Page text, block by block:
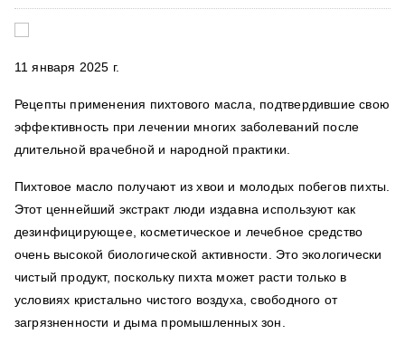
11 января 2025 г.
Рецепты применения пихтового масла, подтвердившие свою
эффективность при лечении многих заболеваний после
длительной врачебной и народной практики.
Пихтовое масло получают из хвои и молодых побегов пихты.
Этот ценнейший экстракт люди издавна используют как
дезинфицирующее, косметическое и лечебное средство
очень высокой биологической активности. Это экологически
чистый продукт, поскольку пихта может расти только в
условиях кристально чистого воздуха, свободного от
загрязненности и дыма промышленных зон.